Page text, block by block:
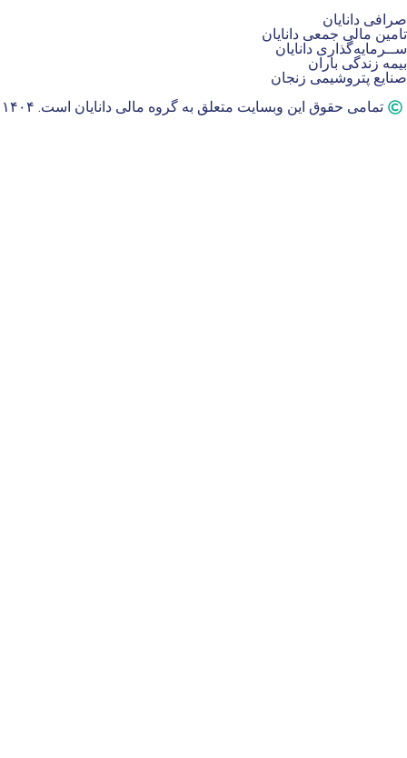
صرافی دانایان
تامین مالی جمعی دانایان
ســرمایه‌گذاری دانایان
بیمه زندگی باران
صنایع پتروشیمی زنجان
تمامی حقوق این وبسایت متعلق به گروه مالی دانایان است. ۱۴۰۴